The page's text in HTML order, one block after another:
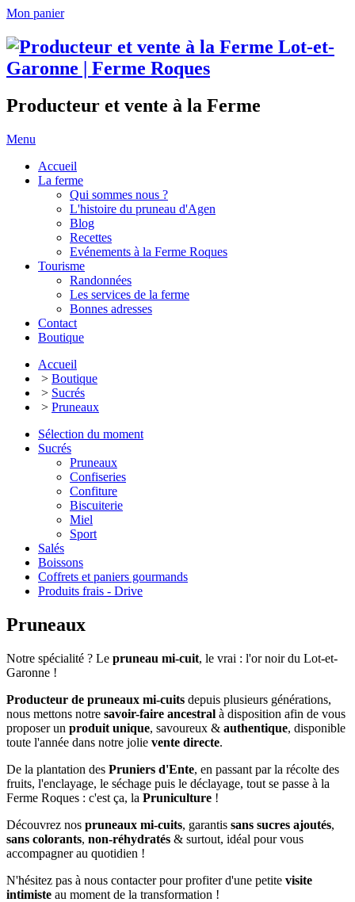
Mon panier
Producteur et vente à la Ferme
Menu
Accueil
La ferme
Qui sommes nous ?
L'histoire du pruneau d'Agen
Blog
Recettes
Evénements à la Ferme Roques
Tourisme
Randonnées
Les services de la ferme
Bonnes adresses
Contact
Boutique
Accueil
> Boutique
> Sucrés
> Pruneaux
Sélection du moment
Sucrés
Pruneaux
Confiseries
Confiture
Biscuiterie
Miel
Sport
Salés
Boissons
Coffrets et paniers gourmands
Produits frais - Drive
Pruneaux
Notre spécialité ? Le pruneau mi-cuit, le vrai : l'or noir du Lot-et-
Garonne !
Producteur de pruneaux mi-cuits depuis plusieurs générations,
nous mettons notre savoir-faire ancestral à disposition afin de vous
proposer un produit unique, savoureux & authentique, disponible
toute l'année dans notre jolie vente directe.
De la plantation des Pruniers d'Ente, en passant par la récolte des
fruits, l'enclayage, le séchage puis le déclayage, tout se passe à la
Ferme Roques : c'est ça, la Pruniculture !
Découvrez nos pruneaux mi-cuits, garantis sans sucres ajoutés,
sans colorants, non-réhydratés & surtout, idéal pour vous
accompagner au quotidien !
N'hésitez pas à nous contacter pour profiter d'une petite visite
intimiste au moment de la transformation !